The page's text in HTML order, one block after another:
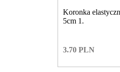
Koronka
5cm 1.
3.70 PLN